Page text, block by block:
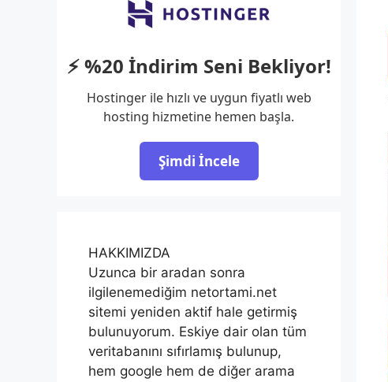
⚡ %20 İndirim Seni Bekliyor!
Hostinger ile hızlı ve uygun fiyatlı web
hosting hizmetine hemen başla.
Şimdi İncele
HAKKIMIZDA
Uzunca bir aradan sonra
ilgilenemediğim netortami.net
sitemi yeniden aktif hale getirmiş
bulunuyorum. Eskiye dair olan tüm
veritabanını sıfırlamış bulunup,
hem google hem de diğer arama